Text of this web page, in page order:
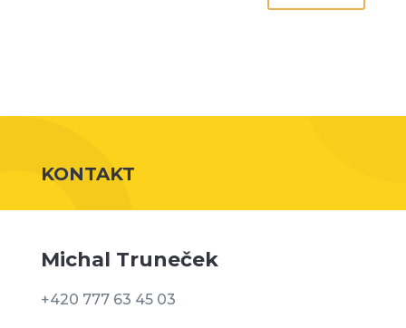
KONTAKT
Michal Truneček
+420 777 63 45 03